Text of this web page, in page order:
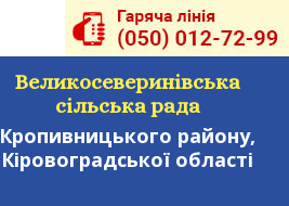
Великосеверинівська
сільська рада
Кропивницького району,
Кіровоградської області